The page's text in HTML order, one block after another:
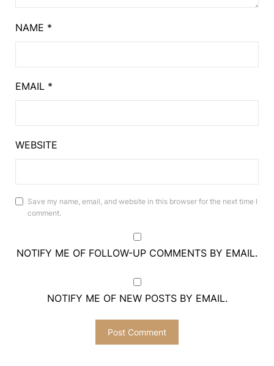
NAME *
EMAIL *
WEBSITE
Save my name, email, and website in this browser for the next time I
comment.
NOTIFY ME OF FOLLOW-UP COMMENTS BY EMAIL.
NOTIFY ME OF NEW POSTS BY EMAIL.